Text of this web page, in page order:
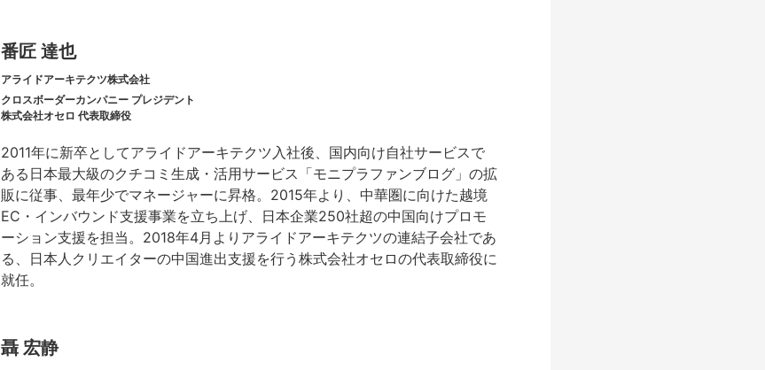
番匠 達也
アライドアーキテクツ株式会社
クロスボーダーカンパニー プレジデント
株式会社オセロ 代表取締役
2011年に新卒としてアライドアーキテクツ入社後、国内向け自社サービスで
ある日本最大級のクチコミ生成・活用サービス「モニプラファンブログ」の拡
販に従事、最年少でマネージャーに昇格。2015年より、中華圏に向けた越境
EC・インバウンド支援事業を立ち上げ、日本企業250社超の中国向けプロモ
ーション支援を担当。2018年4月よりアライドアーキテクツの連結子会社であ
る、日本人クリエイターの中国進出支援を行う株式会社オセロの代表取締役に
就任。
聶 宏静